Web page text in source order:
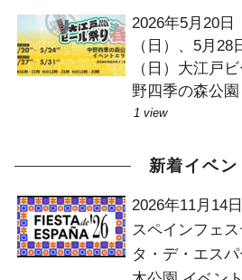
2026年5月20日
（日）、5月28
（日）大江戸
野四季の森公
1 view
新着イベン
2026年11月14
スペインフェ
タ・デ・エス